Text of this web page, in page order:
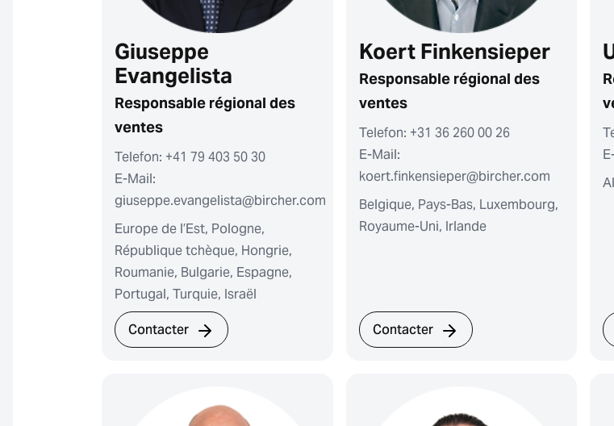
Giuseppe
Evangelista
Responsable régional des
ventes
Telefon: +41 79 403 50 30
E-Mail:
giuseppe.evangelista@bircher.com
Europe de l’Est, Pologne,
République tchèque, Hongrie,
Roumanie, Bulgarie, Espagne,
Portugal, Turquie, Israël
Contacter
Koert Finkensieper
Responsable régional des
ventes
Telefon: +31 36 260 00 26
E-Mail:
koert.finkensieper@bircher.com
Belgique, Pays-Bas, Luxembourg,
Royaume-Uni, Irlande
Contacter